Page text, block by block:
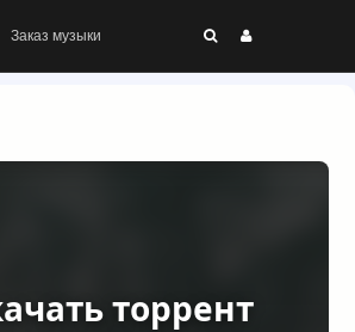
Заказ музыки
торрент